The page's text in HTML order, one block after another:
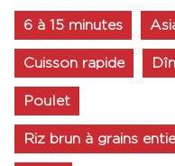
6 à 15 minutes
Cuisson rapide
Poulet
Riz brun à grains